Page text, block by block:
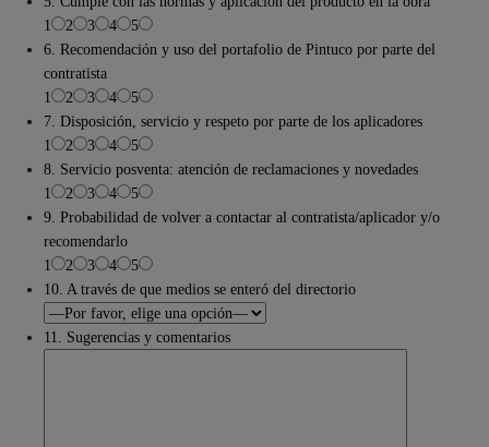
1
2 3 4
5
6. Recomendación y uso del portafolio de Pintuco por parte del
contratista
1
2 3 4
5
7. Disposición, servicio y respeto por parte de los aplicadores
1
2 3 4
5
8. Servicio posventa: atención de reclamaciones y novedades
1
2 3 4
5
9. Probabilidad de volver a contactar al contratista/aplicador y/o
recomendarlo
1
2 3 4
5
10. A través de que medios se enteró del directorio
11. Sugerencias y comentarios